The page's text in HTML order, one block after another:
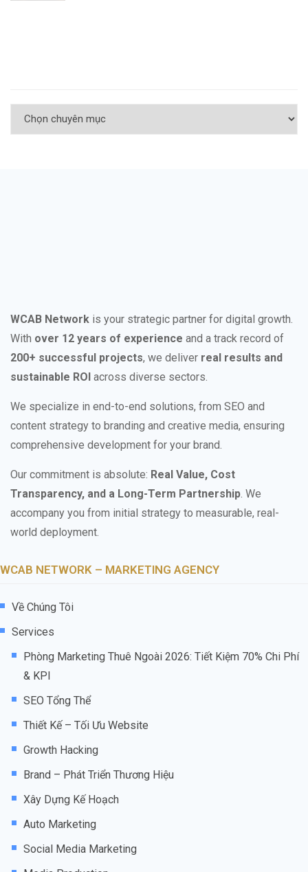
WCAB Network is your strategic partner for digital growth.
With over 12 years of experience and a track record of
200+ successful projects, we deliver real results and
sustainable ROI across diverse sectors.
We specialize in end-to-end solutions, from SEO and
content strategy to branding and creative media, ensuring
comprehensive development for your brand.
Our commitment is absolute: Real Value, Cost
Transparency, and a Long-Term Partnership. We
accompany you from initial strategy to measurable, real-
world deployment.
WCAB NETWORK – MARKETING AGENCY
Về Chúng Tôi
Services
Phòng Marketing Thuê Ngoài 2026: Tiết Kiệm 70% Chi Phí
& KPI
SEO Tổng Thể
Thiết Kế – Tối Ưu Website
Growth Hacking
Brand – Phát Triển Thương Hiệu
Xây Dựng Kế Hoạch
Auto Marketing
Social Media Marketing